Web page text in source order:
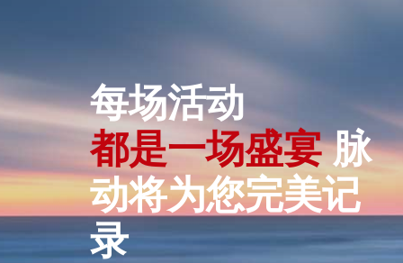
每场活动
都是一场盛宴 脉
动将为您完美记
录